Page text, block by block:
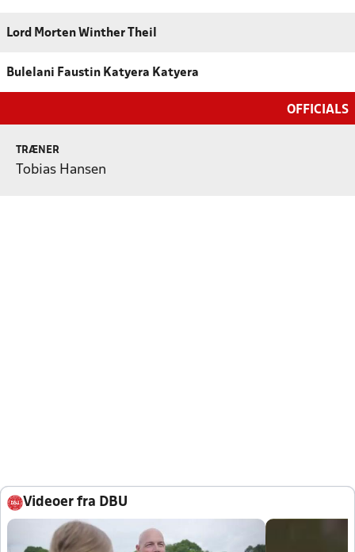
Lord Morten Winther Theil
Bulelani Faustin Katyera Katyera
OFFICIALS
TRÆNER
Tobias Hansen
Videoer fra DBU